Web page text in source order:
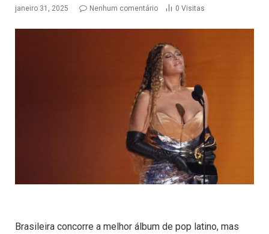
janeiro 31, 2025 Nenhum comentário 0 Visitas
Brasileira concorre a melhor álbum de pop latino, mas